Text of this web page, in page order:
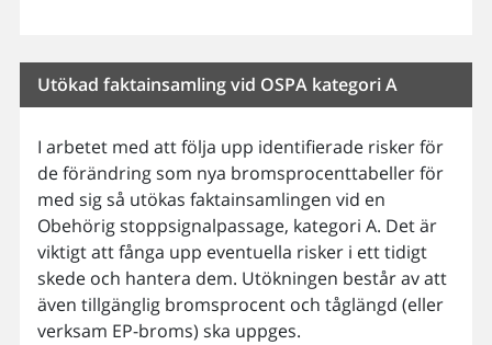
Utökad faktainsamling vid OSPA kategori A
I arbetet med att följa upp identifierade risker för
de förändring som nya bromsprocenttabeller för
med sig så utökas faktainsamlingen vid en
Obehörig stoppsignalpassage, kategori A. Det är
viktigt att fånga upp eventuella risker i ett tidigt
skede och hantera dem. Utökningen består av att
även tillgänglig bromsprocent och tåglängd (eller
verksam EP-broms) ska uppges.